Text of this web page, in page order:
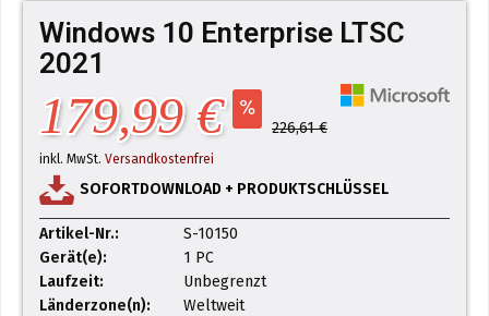
Windows 10 Enterprise LTSC
2021
179,99 € 226,61 €
inkl. MwSt. Versandkostenfrei
SOFORTDOWNLOAD + PRODUKTSCHLÜSSEL
Artikel-Nr.:
S-10150
Gerät(e):
1 PC
Laufzeit:
Unbegrenzt
Länderzone(n):
Weltweit